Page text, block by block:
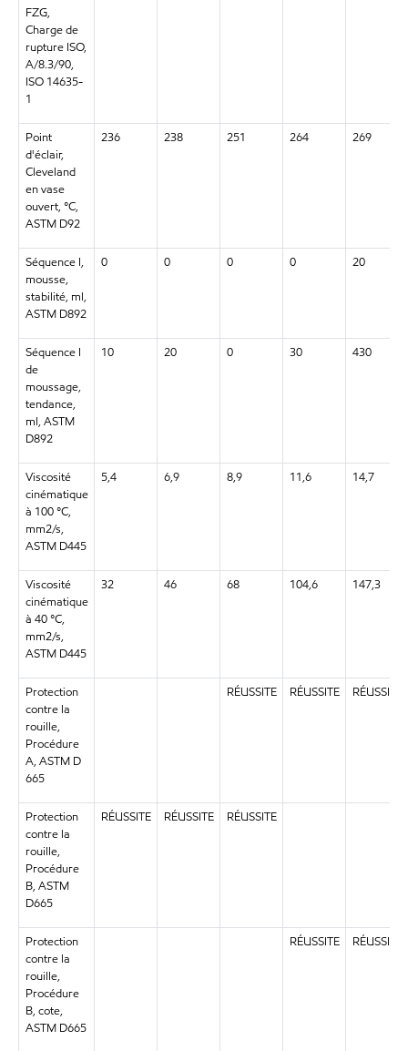
FZG,
Charge de
rupture ISO,
A/8.3/90,
ISO 14635-
1
Point
d'éclair,
Cleveland
en vase
ouvert, °C,
ASTM D92
236 238 251 264 269
Séquence I,
mousse,
stabilité, ml,
ASTM D892
0 0 0 0 20
Séquence I
de
moussage,
tendance,
ml, ASTM
D892
10 20 0 30 430
Viscosité
cinématique
à 100 °C,
mm2/s,
ASTM D445
5,4 6,9 8,9 11,6 14,7
Viscosité
cinématique
à 40 °C,
mm2/s,
ASTM D445
32 46 68 104,6 147,3
Protection
contre la
rouille,
Procédure
A, ASTM D
665
RÉUSSITE RÉUSSITE RÉUSSITE
Protection
contre la
rouille,
Procédure
B, ASTM
D665
RÉUSSITE RÉUSSITE RÉUSSITE
Protection
contre la
rouille,
Procédure
B, cote,
ASTM D665
RÉUSSITE RÉUSSITE